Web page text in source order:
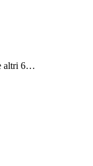
altri 6…